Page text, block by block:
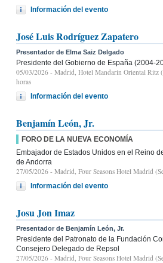
Información del evento
José Luis Rodríguez Zapatero
Presentador de Elma Saiz Delgado
Presidente del Gobierno de España (2004-
05/03/2026 - Madrid, Hotel Mandarin Oriental Ritz
horas
Información del evento
Benjamín León, Jr.
FORO DE LA NUEVA ECONOMÍA
Embajador de Estados Unidos en el Reino
de Andorra
27/05/2026 - Madrid, Four Seasons Hotel Madrid
Información del evento
Josu Jon Imaz
Presentador de Benjamín León, Jr.
Presidente del Patronato de la Fundación
Consejero Delegado de Repsol
27/05/2026 - Madrid, Four Seasons Hotel Madrid